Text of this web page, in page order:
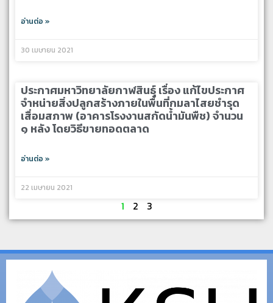
อ่านต่อ »
30 เมษายน 2021
ประกาศมหาวิทยาลัยกาฬสินธุ์ เรื่อง แก้ไขประกาศ
จำหน่ายสิ่งปลูกสร้างภายในพื้นที่กมลาไสยชำรุด
เสื่อมสภาพ (อาคารโรงงานสกัดน้ำมันพืช) จำนวน
๑ หลัง โดยวิธีขายทอดตลาด
อ่านต่อ »
22 เมษายน 2021
1 2 3